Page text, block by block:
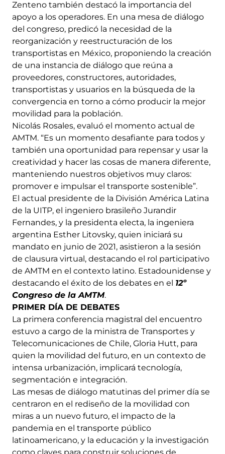
Zenteno también destacó la importancia del
apoyo a los operadores. En una mesa de diálogo
del congreso, predicó la necesidad de la
reorganización y reestructuración de los
transportistas en México, proponiendo la creación
de una instancia de diálogo que reúna a
proveedores, constructores, autoridades,
transportistas y usuarios en la búsqueda de la
convergencia en torno a cómo producir la mejor
movilidad para la población.
Nicolás Rosales, evaluó el momento actual de
AMTM. “Es un momento desafiante para todos y
también una oportunidad para repensar y usar la
creatividad y hacer las cosas de manera diferente,
manteniendo nuestros objetivos muy claros:
promover e impulsar el transporte sostenible”.
El actual presidente de la División América Latina
de la UITP, el ingeniero brasileño Jurandir
Fernandes, y la presidenta electa, la ingeniera
argentina Esther Litovsky, quien iniciará su
mandato en junio de 2021, asistieron a la sesión
de clausura virtual, destacando el rol participativo
de AMTM en el contexto latino. Estadounidense y
destacando el éxito de los debates en el 12º
Congreso de la AMTM.
PRIMER DÍA DE DEBATES
La primera conferencia magistral del encuentro
estuvo a cargo de la ministra de Transportes y
Telecomunicaciones de Chile, Gloria Hutt, para
quien la movilidad del futuro, en un contexto de
intensa urbanización, implicará tecnología,
segmentación e integración.
Las mesas de diálogo matutinas del primer día se
centraron en el rediseño de la movilidad con
miras a un nuevo futuro, el impacto de la
pandemia en el transporte público
latinoamericano, y la educación y la investigación